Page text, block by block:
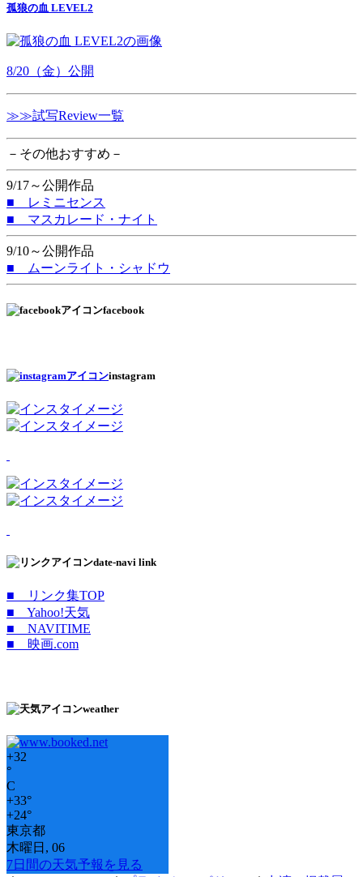
孤狼の血 LEVEL2
8/20（金）公開
≫≫試写Review一覧
－その他おすすめ－
9/17～公開作品
■ レミニセンス
■ マスカレード・ナイト
9/10～公開作品
■ ムーンライト・シャドウ
facebook
instagram
date-navi link
■ リンク集TOP
■ Yahoo!天気
■ NAVITIME
■ 映画.com
weather
+32
°
C
+33°
+24°
東京都
木曜日, 06
7日間の天気予報を見る